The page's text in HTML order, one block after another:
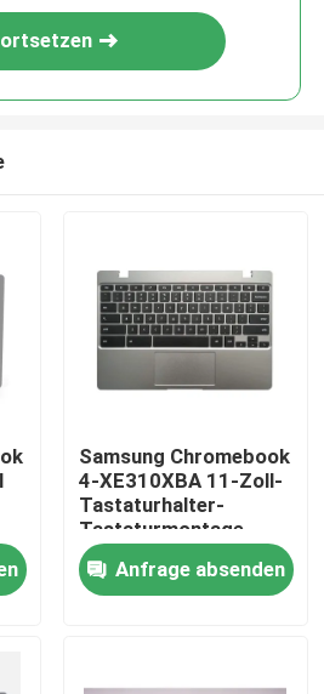
Samsung Chromebook
4-XE310XBA 11-Zoll-
Tastaturhalter-
Tastaturmontage
Silber BA98-01976A
BA61-03989A
Anfrage absenden